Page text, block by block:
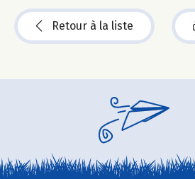
Retour à la liste